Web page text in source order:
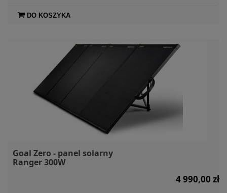
DO KOSZYKA
Goal Zero - panel solarny
Ranger 300W
4 990,00 zł